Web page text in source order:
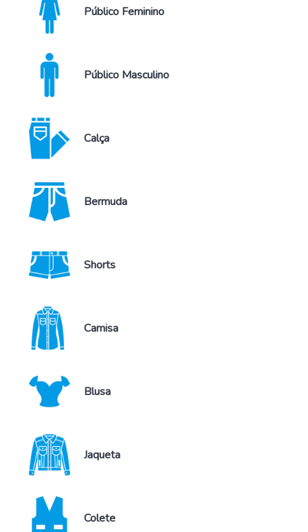
Público Feminino
Público Masculino
Calça
Bermuda
Shorts
Camisa
Blusa
Jaqueta
Colete